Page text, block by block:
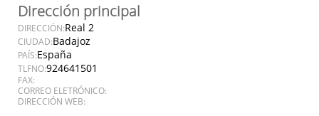
Dirección principal
DIRECCIÓN:Real 2
CIUDAD:Badajoz
PAÍS:España
TLFNO:924641501
FAX:
CORREO ELETRÓNICO:
DIRECCIÓN WEB: